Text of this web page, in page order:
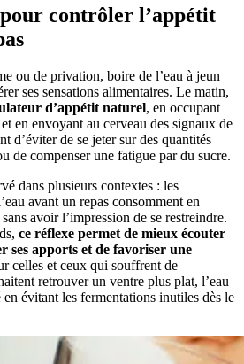
contrôler l’appétit
ou de privation, boire de l’eau à jeun
ses sensations alimentaires. Le matin,
d’appétit naturel, en occupant
en envoyant au cerveau des signaux de
d’éviter de se jeter sur des quantités
de compenser une fatigue par du sucre.
dans plusieurs contextes : les
avant un repas consomment en
avoir l’impression de se restreindre.
ce réflexe permet de mieux écouter
ses apports et de favoriser une
celles et ceux qui souffrent de
retrouver un ventre plus plat, l’eau
évitant les fermentations inutiles dès le